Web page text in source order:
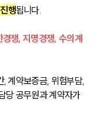
행됩니다.
쟁, 지명경쟁, 수의계
계약보증금, 위험부담,
당 공무원과 계약자가